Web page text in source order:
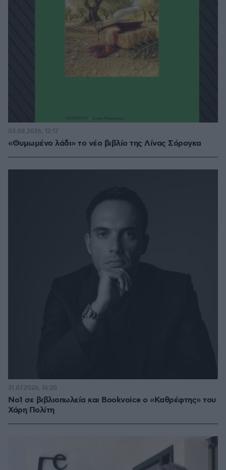
«Θυμωμένο λάδι» το νέο βιβλίο της Λίνας Σόρογκα
03.08.2026, 12:17
Νο1 σε βιβλιοπωλεία και Bookvoice ο «Καθρέφτης» του
Χάρη Πολίτη
31.07.2026, 16:20